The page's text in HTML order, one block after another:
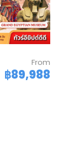
From
฿89,988